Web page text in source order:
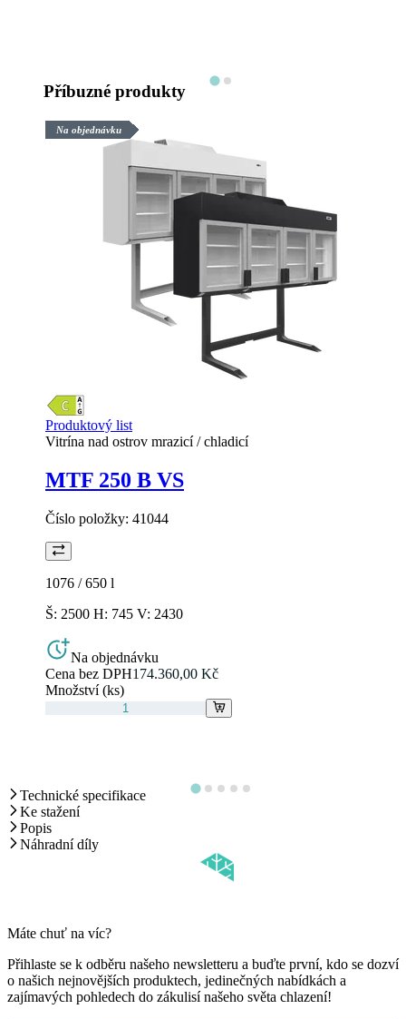
Příbuzné produkty
Na objednávku
Produktový list
Vitrína nad ostrov mrazicí / chladicí
MTF 250 B VS
Číslo položky: 41044
1076 / 650 l
Š: 2500 H: 745 V: 2430
Na objednávku
Cena bez DPH174.360,00 Kč
Množství (ks)
Technické specifikace
Ke stažení
Popis
Náhradní díly
Máte chuť na víc?
Přihlaste se k odběru našeho newsletteru a buďte první, kdo se dozví
o našich nejnovějších produktech, jedinečných nabídkách a
zajímavých pohledech do zákulisí našeho světa chlazení!